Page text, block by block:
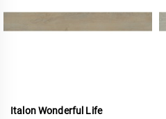
Italon Wonderful Life